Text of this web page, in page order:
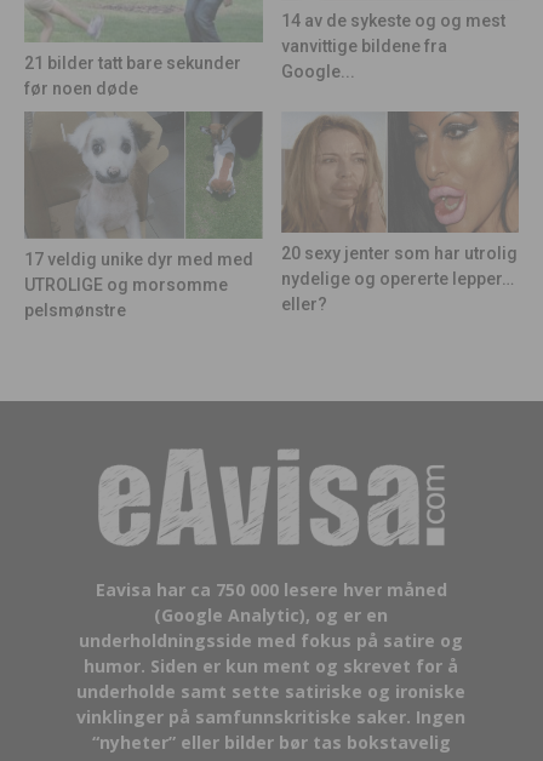
21 bilder tatt bare sekunder
før noen døde
14 av de sykeste og og mest
vanvittige bildene fra
Google...
17 veldig unike dyr med med
UTROLIGE og morsomme
pelsmønstre
20 sexy jenter som har utrolig
nydelige og opererte lepper…
eller?
Eavisa har ca 750 000 lesere hver måned
(Google Analytic), og er en
underholdningsside med fokus på satire og
humor. Siden er kun ment og skrevet for å
underholde samt sette satiriske og ironiske
vinklinger på samfunnskritiske saker. Ingen
“nyheter” eller bilder bør tas bokstavelig